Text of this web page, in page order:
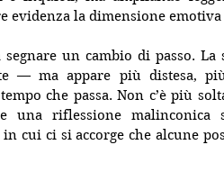
evidenza la dimensione
segnare un cambio di passo.
— ma appare più distesa,
che passa. Non c’è più
una riflessione malinconica
in cui ci si accorge che alcune